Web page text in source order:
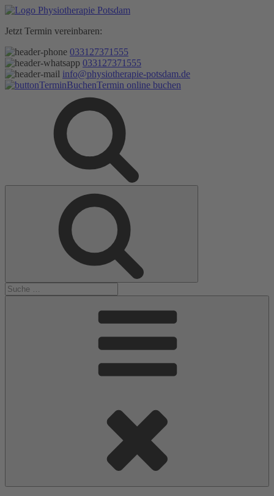
Zum
springen
Jetzt Termin vereinbaren:
033127371555
033127371555
info@physiotherapie-potsdam.de
Termin online buchen